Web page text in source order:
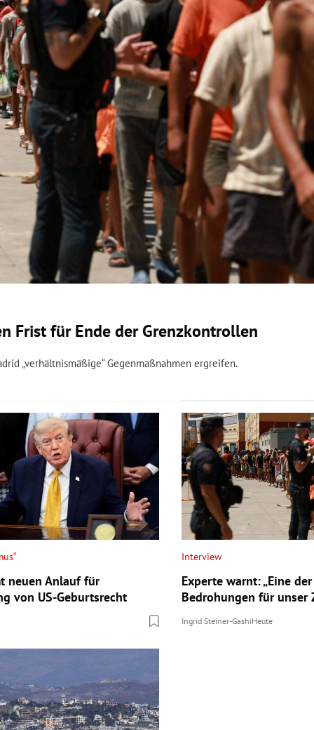
Frist für Ende der Grenzkontrollen
„verhältnismäßige“ Gegenmaßnahmen ergreifen.
neuen Anlauf für
von US-Geburtsrecht
Interview
Experte warnt: „Eine
Bedrohungen für unser
Ingrid Steiner-GashiHeute